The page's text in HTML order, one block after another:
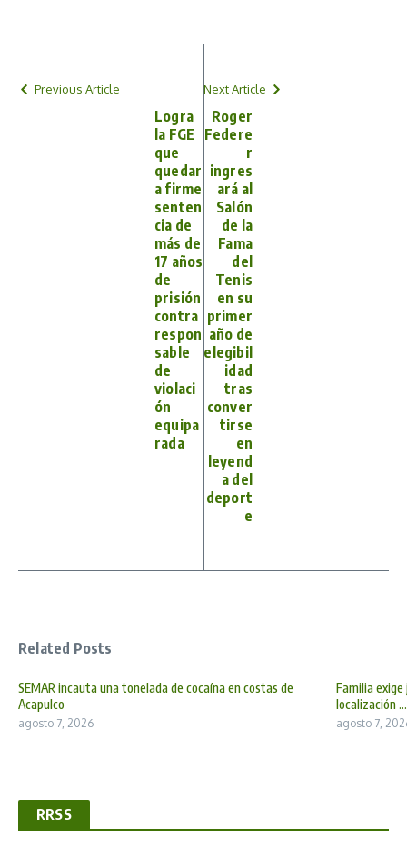
Previous Article
Logra
la FGE
que
quedar
a firme
senten
cia de
más de
17 años
de
prisión
contra
respon
sable
de
violaci
ón
equipa
rada
Next Article
Roger
Federe
r
ingres
ará al
Salón
de la
Fama
del
Tenis
en su
primer
año de
elegibil
idad
tras
conver
tirse
en
leyend
a del
deport
e
Related Posts
SEMAR incauta una tonelada de cocaína en costas de
Acapulco
agosto 7, 2026
Familia exige
localización ...
agosto 7,
RRSS